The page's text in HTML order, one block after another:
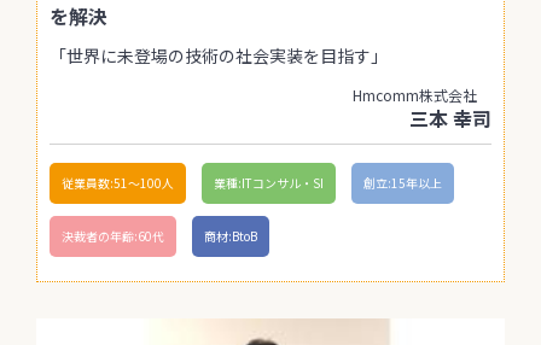
を解決
「世界に未登場の技術の社会実装を目指す」
Hmcomm株式会社
三本 幸司
従業員数:51〜100人 業種:ITコンサル・SI 創立:15年以上
決裁者の年齢:60代 商材:BtoB